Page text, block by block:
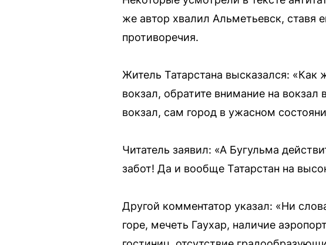
же автор хвалил Альметьевск, ставя
противоречия.
Житель Татарстана высказался:
вокзал, обратите внимание на
вокзал, сам город в ужасном
Читатель заявил: «А Бугульма
забот! Да и вообще Татарстан на
Другой комментатор указал: «Ни
горе, мечеть Гаухар, наличие